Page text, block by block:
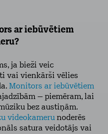
ar iebūvētiem
ja bieži veic
vai vienkārši vēlies
Monitors ar iebūvētiem
– piemēram, lai
bez austiņām.
videokameru noderēs
satura veidotājs vai